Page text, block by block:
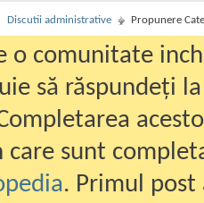
Discutii administrative Propunere
o comunitate
să răspundeți
care sunt
. Primul